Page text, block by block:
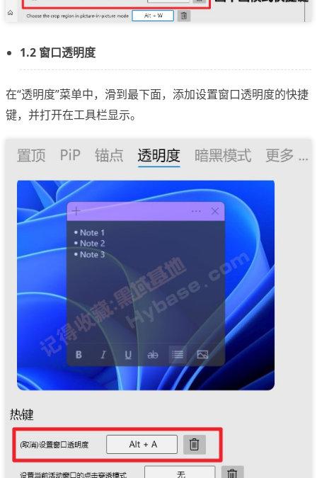
1.2 窗口透明度
在“透明度”菜单中，滑到最下面，添加设置窗口透明度的快捷
键，并打开在工具栏显示。